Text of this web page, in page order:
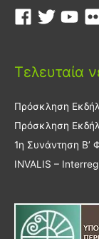
Τελευταία
Πρόσκληση
Πρόσκληση
1η Συνάντηση Β’
INVALIS –